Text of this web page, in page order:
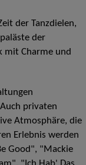
der Tanzdielen,
der
mit Charme und
privaten
Atmosphäre, die
Erlebnis werden
Good", "Mackie